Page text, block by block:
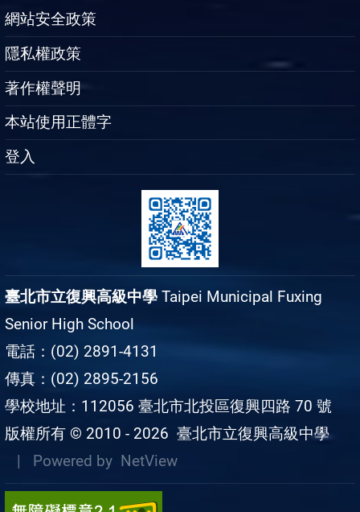
網站安全政策
隱私權政策
著作權聲明
本站使用正體字
登入
臺北市立復興高級中學 Taipei Municipal Fuxing
Senior High School
電話：(02) 2891-4131
傳真：(02) 2895-2156
學校地址：112056 臺北市北投區復興四路 70 號
版權所有 © 2010 - 2026 臺北市立復興高級中學
| Powered by NetView